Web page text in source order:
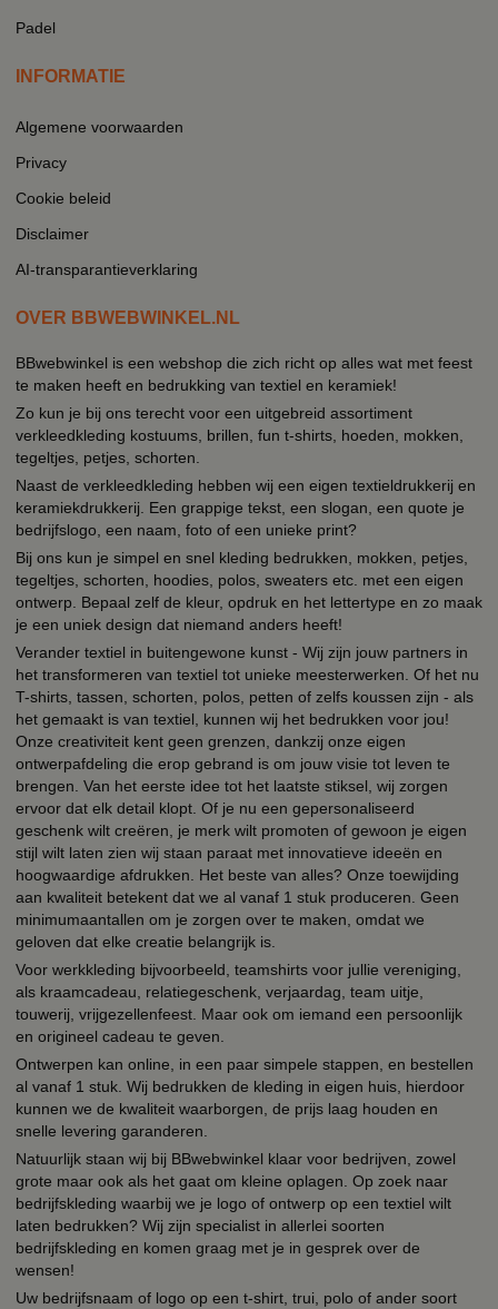
Padel
INFORMATIE
Algemene voorwaarden
Privacy
Cookie beleid
Disclaimer
AI-transparantieverklaring
OVER BBWEBWINKEL.NL
BBwebwinkel is een webshop die zich richt op alles wat met feest
te maken heeft en bedrukking van textiel en keramiek!
Zo kun je bij ons terecht voor een uitgebreid assortiment
verkleedkleding kostuums, brillen, fun t-shirts, hoeden, mokken,
tegeltjes, petjes, schorten.
Naast de verkleedkleding hebben wij een eigen textieldrukkerij en
keramiekdrukkerij. Een grappige tekst, een slogan, een quote je
bedrijfslogo, een naam, foto of een unieke print?
Bij ons kun je simpel en snel kleding bedrukken, mokken, petjes,
tegeltjes, schorten, hoodies, polos, sweaters etc. met een eigen
ontwerp. Bepaal zelf de kleur, opdruk en het lettertype en zo maak
je een uniek design dat niemand anders heeft!
Verander textiel in buitengewone kunst - Wij zijn jouw partners in
het transformeren van textiel tot unieke meesterwerken. Of het nu
T-shirts, tassen, schorten, polos, petten of zelfs koussen zijn - als
het gemaakt is van textiel, kunnen wij het bedrukken voor jou!
Onze creativiteit kent geen grenzen, dankzij onze eigen
ontwerpafdeling die erop gebrand is om jouw visie tot leven te
brengen. Van het eerste idee tot het laatste stiksel, wij zorgen
ervoor dat elk detail klopt. Of je nu een gepersonaliseerd
geschenk wilt creëren, je merk wilt promoten of gewoon je eigen
stijl wilt laten zien wij staan paraat met innovatieve ideeën en
hoogwaardige afdrukken. Het beste van alles? Onze toewijding
aan kwaliteit betekent dat we al vanaf 1 stuk produceren. Geen
minimumaantallen om je zorgen over te maken, omdat we
geloven dat elke creatie belangrijk is.
Voor werkkleding bijvoorbeeld, teamshirts voor jullie vereniging,
als kraamcadeau, relatiegeschenk, verjaardag, team uitje,
touwerij, vrijgezellenfeest. Maar ook om iemand een persoonlijk
en origineel cadeau te geven.
Ontwerpen kan online, in een paar simpele stappen, en bestellen
al vanaf 1 stuk. Wij bedrukken de kleding in eigen huis, hierdoor
kunnen we de kwaliteit waarborgen, de prijs laag houden en
snelle levering garanderen.
Natuurlijk staan wij bij BBwebwinkel klaar voor bedrijven, zowel
grote maar ook als het gaat om kleine oplagen. Op zoek naar
bedrijfskleding waarbij we je logo of ontwerp op een textiel wilt
laten bedrukken? Wij zijn specialist in allerlei soorten
bedrijfskleding en komen graag met je in gesprek over de
wensen!
Uw bedrijfsnaam of logo op een t-shirt, trui, polo of ander soort